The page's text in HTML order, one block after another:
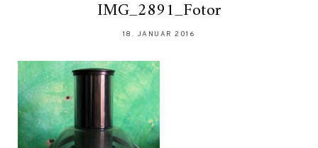
IMG_2891_Fotor
18. JANUAR 2016